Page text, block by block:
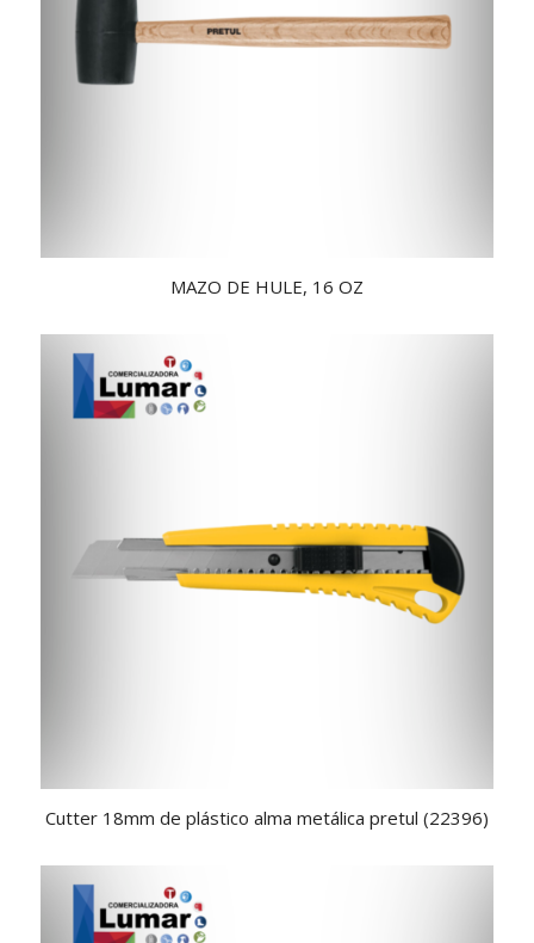
MAZO DE HULE, 16 OZ
Cutter 18mm de plástico alma metálica pretul (22396)